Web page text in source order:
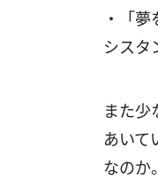
・「
シスタ
また少
あいて
なのか